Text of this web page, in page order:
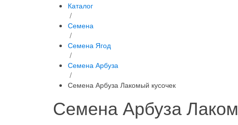
Каталог
/
Семена
/
Семена Ягод
/
Семена Арбуза
/
Семена Арбуза Лакомый кусочек
Семена Арбуза